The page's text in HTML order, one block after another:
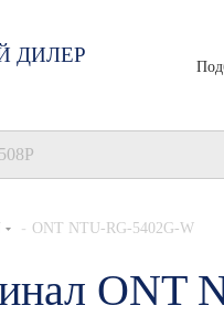
ДИЛЕР
- ONT NTU-RG-5402G-W
ONT